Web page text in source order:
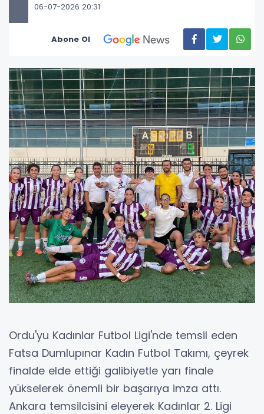
06-07-2026 20:31
Abone Ol
Ordu'yu Kadınlar Futbol Ligi'nde temsil eden
Fatsa Dumlupınar Kadın Futbol Takımı, çeyrek
finalde elde ettiği galibiyetle yarı finale
yükselerek önemli bir başarıya imza attı.
Ankara temsilcisini eleyerek Kadınlar 2. Ligi